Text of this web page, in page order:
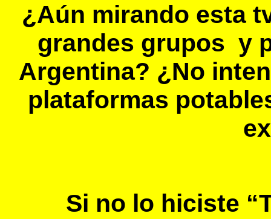
¿Aún mirando esta
grandes grupos y
Argentina? ¿No
plataformas
Si no lo hiciste